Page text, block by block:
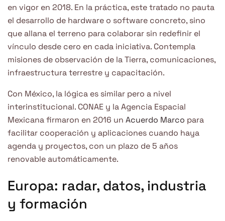
en vigor en 2018. En la práctica, este tratado no pauta
el desarrollo de hardware o software concreto, sino
que allana el terreno para colaborar sin redefinir el
vínculo desde cero en cada iniciativa. Contempla
misiones de observación de la Tierra, comunicaciones,
infraestructura terrestre y capacitación.
Con México, la lógica es similar pero a nivel
interinstitucional. CONAE y la Agencia Espacial
Mexicana firmaron en 2016 un Acuerdo Marco para
facilitar cooperación y aplicaciones cuando haya
agenda y proyectos, con un plazo de 5 años
renovable automáticamente.
Europa: radar, datos, industria
y formación